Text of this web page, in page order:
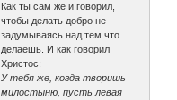
Как ты сам же и говорил,
чтобы делать добро не
задумываясь над тем что
делаешь. И как говорил
Христос:
У тебя же, когда творишь
милостыню, пусть левая